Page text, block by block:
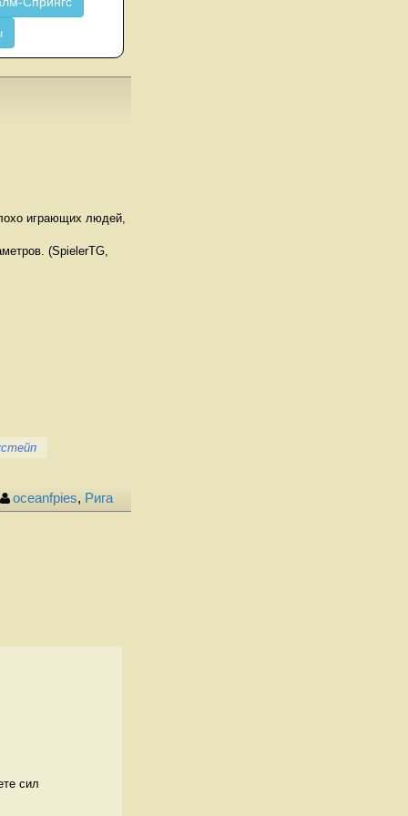
играющих людей,
(SpielerTG,
oceanfpies, Рига
сил